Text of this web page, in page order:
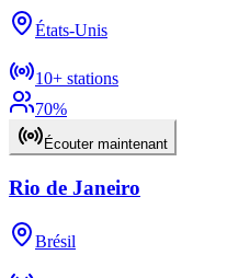
États-Unis
10+ stations
70%
Écouter maintenant
Rio de Janeiro
Brésil